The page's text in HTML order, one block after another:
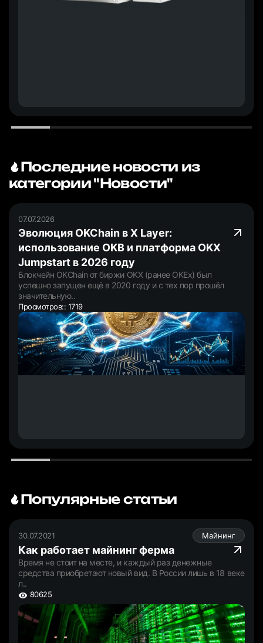
Последние новости из
категории "Новости"
07.07.2026
Эволюция OKChain в X Layer:
использование OKB и платформа OKX
Jumpstart в 2026 году
Блокчейн OKChain от биржи OKX (ранее OKEx) был
успешно запущен ещё в 2020 году и с тех пор прошёл
значительную..
Просмотров:: 1719
Популярные статьи
30.07.2021 Майнинг
Как работает майнинг ферма
Время не стоит на месте, и каждый раз денежные
средства приобретают новый вид. В России лишь в 18 веке
л..
80625